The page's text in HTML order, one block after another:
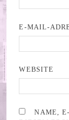
E-MAIL-
WEBSITE
NAME,